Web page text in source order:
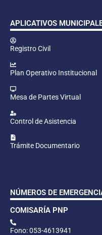
APLICATIVOS
Registro Civil
Plan Operativo Institucional
Mesa de Partes Virtual
Control de Asistencia
Trámite Documentario
NÚMEROS DE
COMISARÍA PNP
Fono: 053-4613941